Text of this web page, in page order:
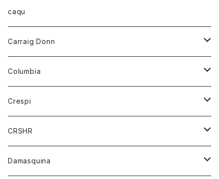
チーフ
バンダナ
トレーナー
パーカー
オーバーオール
ショートパンツ
レディース
オーバーオール
カーディガン
靴
トップス
ハーフスリーブTシャツ
caqu
Carraig Donn
ニット
Columbia
アウター
ジャケット
Crespi
ジャケット
ワンピース
CRSHR
キャップ
Damasquina